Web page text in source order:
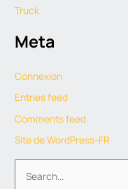
Truck
Meta
Connexion
Entries feed
Comments feed
Site de WordPress-FR